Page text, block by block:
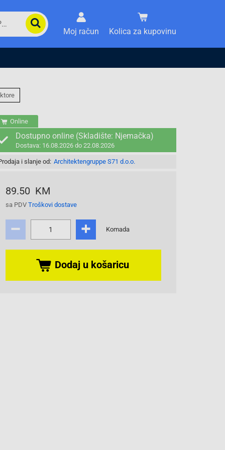
Moj račun Kolica za kupovinu
Online
Dostupno online (Skladište: Njemačka)
Dostava: 16.08.2026 do 22.08.2026
i slanje od: Architektengruppe S71 d.o.o.
89.50 KM
sa PDV Troškovi dostave
Komada
Dodaj u košaricu